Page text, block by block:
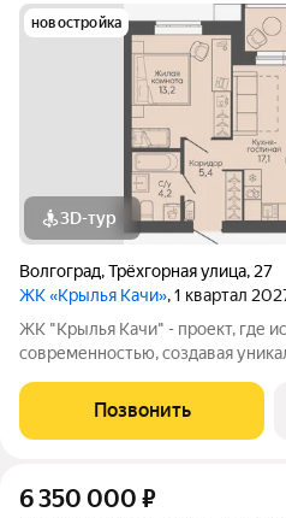
новостройка
3D-тур
Волгоград,Трёхгорная улица, 27
ЖК «Крылья Качи», 1 квартал
ЖК "Крылья Качи" - проект, где
современностью, создавая
Дзержинского района
адресу ул. Трехгорная, 27 и
Позвонить
6 350 000 ₽